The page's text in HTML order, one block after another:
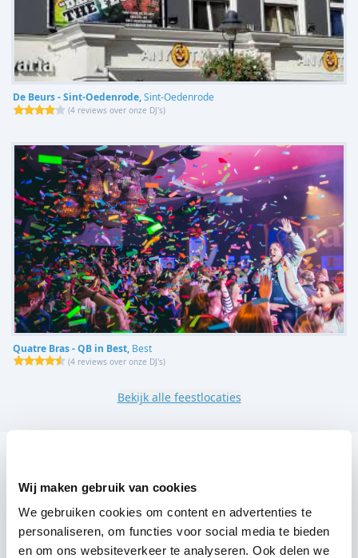
Wij maken gebruik van cookies
We gebruiken cookies om content en advertenties te
personaliseren, om functies voor social media te bieden
en om ons websiteverkeer te analyseren. Ook delen we
De Beurs - Sint-Oedenrode,Sint-Oedenrode
(4 reviews over onze DJ's)
Quatre Bras - QB in Best, Best
(4 reviews over onze DJ's)
Bekijk alle feestlocaties
Liempde?
EenDJ hurenzonder zorgen in Het Wapen van Liempde:
dat is onze garantie. Van de afstemming met de locatie